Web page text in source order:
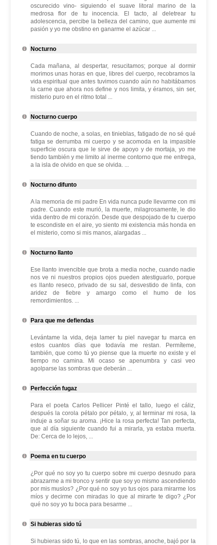
oscurecido vino- siguiendo el suave litoral marino de la
medrosa flor de tu inocencia. El tacto, al deletrear tu
adolescencia, percibe la belleza del camino, que aumente mi
pasión y yo me obstino en ganarme el azúcar ...
Nocturno
Cada mañana, al despertar, resucitamos; porque al dormir
morimos unas horas en que, libres del cuerpo, recobramos la
vida espiritual que antes tuvimos cuando aún no habitábamos
la carne que ahora nos define y nos limita, y éramos, sin ser,
misterio puro en el ritmo total ...
Nocturno cuerpo
Cuando de noche, a solas, en tinieblas, fatigado de no sé qué
fatiga se derrumba mi cuerpo y se acomoda en la impasible
superficie oscura que le sirve de apoyo y de mortaja, yo me
tiendo también y me limito al inerme contorno que me entrega,
a la isla de olvido en que se olvida. ...
Nocturno difunto
A la memoria de mi padre En vida nunca pude llevarme con mi
padre. Cuando este murió, la muerte, milagrosamente, le dio
vida dentro de mi corazón. Desde que despojado de tu cuerpo
te escondiste en el aire, yo siento mi existencia más honda en
el misterio, como si mis manos, alargadas ...
Nocturno llanto
Ese llanto invencible que brota a media noche, cuando nadie
nos ve ni nuestros propios ojos pueden atestiguarlo, porque
es llanto reseco, privado de su sal, desvestido de linfa, con
aridez de fiebre y amargo como el humo de los
remordimientos. ...
Para que me defiendas
Levántame la vida, deja lamer tu piel navegar tu marca en
estos cuantos días que todavía me restan. Permíteme,
también, que como tú yo piense que la muerte no existe y el
tiempo no camina. Mi ocaso se apenumbra y casi veo
agolparse las sombras que deberán ...
Perfección fugaz
Para el poeta Carlos Pellicer Pinté el tallo, luego el cáliz,
después la corola pétalo por pétalo, y, al terminar mi rosa, la
induje a soñar su aroma. ¡Hice la rosa perfecta! Tan perfecta,
que al día siguiente cuando fui a mirarla, ya estaba muerta.
De: Cerca de lo lejos, ...
Poema en tu cuerpo
¿Por qué no soy yo tu cuerpo sobre mi cuerpo desnudo para
abrazarme a mi tronco y sentir que soy yo mismo ascendiendo
por mis muslos? ¿Por qué no soy yo tus ojos para mirarme los
míos y decirme con miradas lo que al mirarte te digo? ¿Por
qué no soy yo tu boca para besarme ...
Si hubieras sido tú
Si hubieras sido tú, lo que en las sombras, anoche, bajó por la